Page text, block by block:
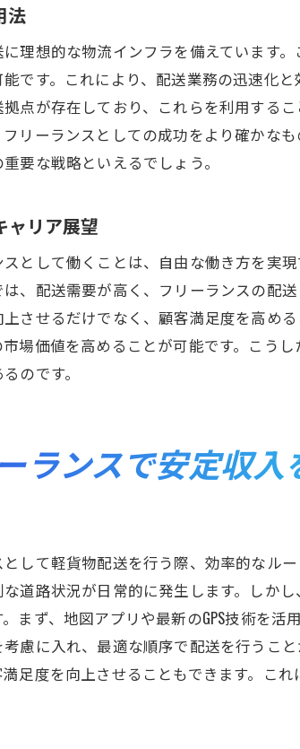
地域イベントを活用したビ
地元企業とのパートナーシ
観光地への配送サービス提
地元住民のニーズを満たす商
軽貨物配送フリーランスが知っ
配送業に関する基本法令の
フリーランスとしての契約
税務申告と経理管理の基礎
横浜市西区で軽貨物配送フリー
成功フリーランスから学ぶ
新しい技術を取り入れる柔
ビジネス拡大のための資金調
地域コミュニティと連携し
法
理想的な物流インフラを備えています
です。これにより、配送業務の迅速化
点が存在しており、これらを利用する
リーランスとしての成功をより確かな
要な戦略といえるでしょう。
ャリア展望
として働くことは、自由な働き方を実
、配送需要が高く、フリーランスの配
させるだけでなく、顧客満足度を高め
場価値を高めることが可能です。こう
のです。
ランスで安定収入
して軽貨物配送を行う際、効率的なル
道路状況が日常的に発生します。しか
まず、地図アプリや最新のGPS技術を
慮に入れ、最適な順序で配送を行うこ
足度を向上させることもできます。こ